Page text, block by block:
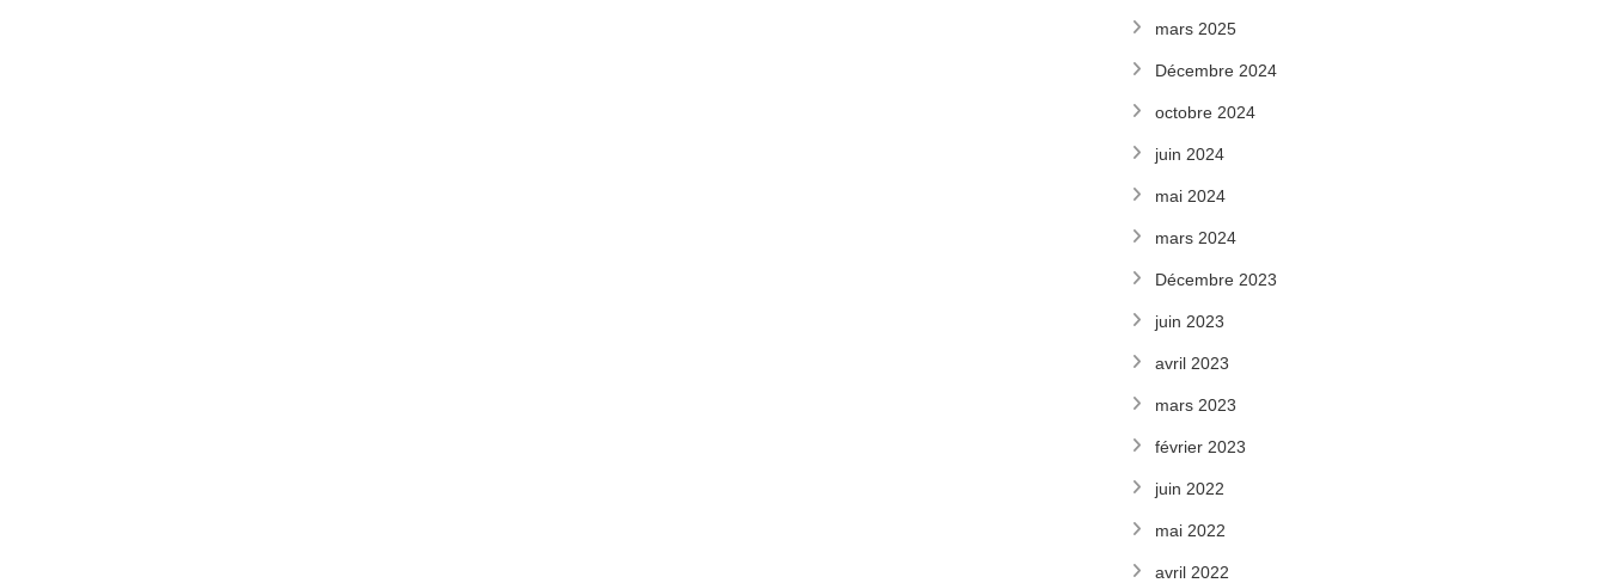
mars 2025
Décembre 2024
octobre 2024
juin 2024
mai 2024
mars 2024
Décembre 2023
juin 2023
avril 2023
mars 2023
février 2023
juin 2022
mai 2022
avril 2022